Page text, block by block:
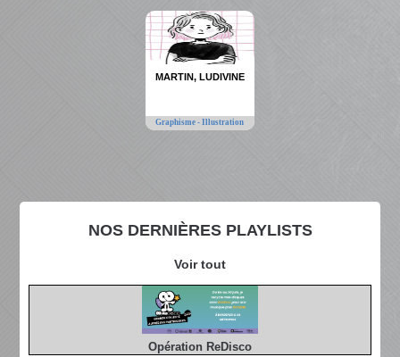
NOS DERNIÈRES PLAYLISTS
Voir tout
Opération ReDisco
MARTIN, LUDIVINE
Graphisme - Illustration